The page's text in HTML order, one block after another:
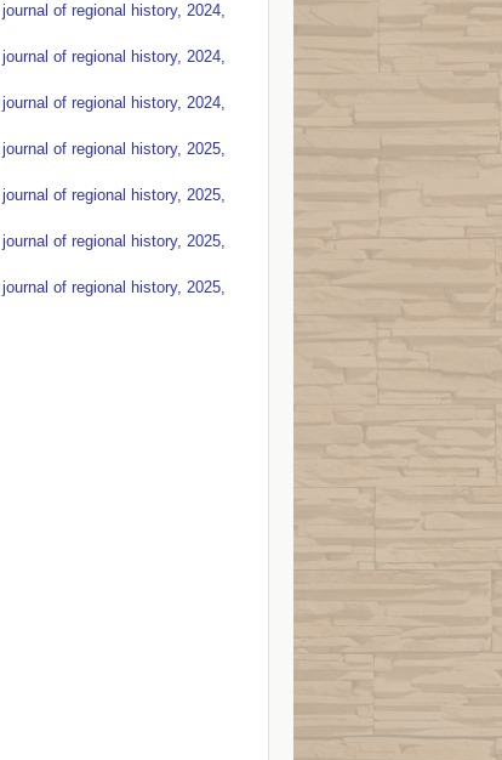
of regional history, 2024,
of regional history, 2024,
of regional history, 2024,
of regional history, 2025,
of regional history, 2025,
of regional history, 2025,
of regional history, 2025,